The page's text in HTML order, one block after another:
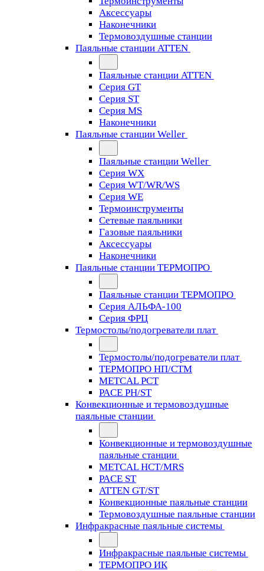
Аксессуары
Наконечники
Термовоздушные станции
Паяльные станции ATTEN
Паяльные станции ATTEN
Серия GT
Серия ST
Серия MS
Наконечники
Паяльные станции Weller
Паяльные станции Weller
Серия WX
Серия WT/WR/WS
Серия WE
Термоинструменты
Сетевые паяльники
Газовые паяльники
Аксессуары
Наконечники
Паяльные станции ТЕРМОПРО
Паяльные станции ТЕРМОПРО
Серия АЛЬФА-100
Серия ФРЦ
Термостолы/подогреватели плат
Термостолы/подогреватели плат
ТЕРМОПРО НП/СТМ
METCAL PCT
PACE PH/ST
Конвекционные и термовоздушные
паяльные станции
Конвекционные и термовоздушные
паяльные станции
METCAL HCT/MRS
PACE ST
ATTEN GT/ST
Конвекционные паяльные станции
Термовоздушные паяльные станции
Инфракрасные паяльные системы
Инфракрасные паяльные системы
ТЕРМОПРО ИК